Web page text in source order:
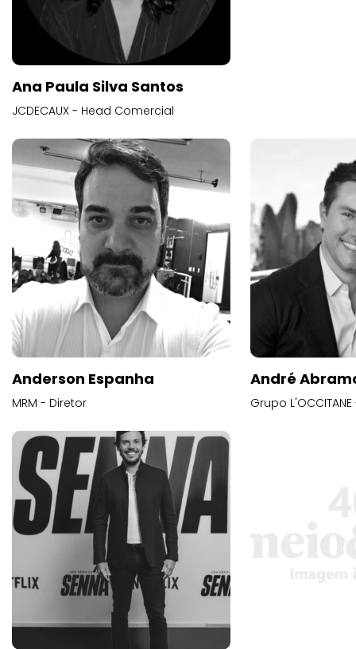
Ana Paula Silva Santos
JCDECAUX - Head Comercial
Anderson Espanha
MRM - Diretor
André
Grupo